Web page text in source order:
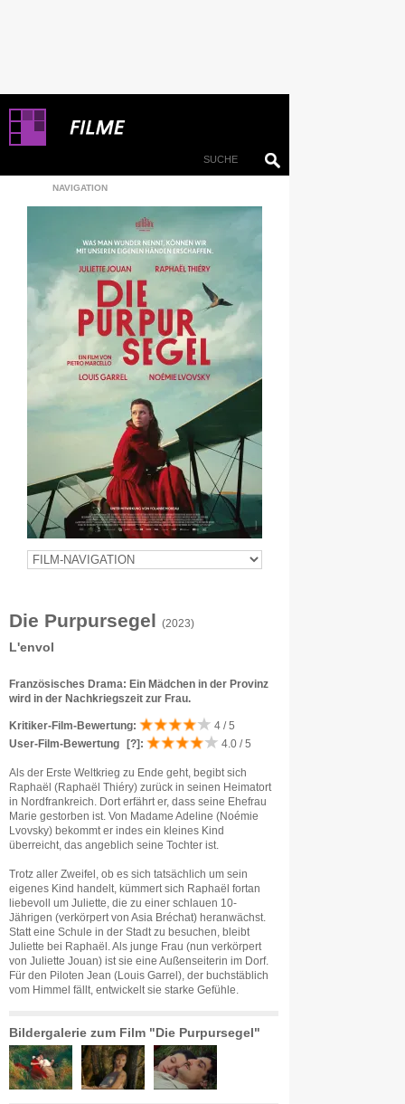
NAVIGATION
Die Purpursegel (2023)
L'envol
Französisches Drama: Ein Mädchen in der Provinz
wird in der Nachkriegszeit zur Frau.
Kritiker-Film-Bewertung:
4 / 5
User-Film-Bewertung
[?] : 4.0 / 5
Als der Erste Weltkrieg zu Ende geht, begibt sich
Raphaël (Raphaël Thiéry) zurück in seinen Heimatort
in Nordfrankreich. Dort erfährt er, dass seine Ehefrau
Marie gestorben ist. Von Madame Adeline (Noémie
Lvovsky) bekommt er indes ein kleines Kind
überreicht, das angeblich seine Tochter ist.
Trotz aller Zweifel, ob es sich tatsächlich um sein
eigenes Kind handelt, kümmert sich Raphaël fortan
liebevoll um Juliette, die zu einer schlauen 10-
Jährigen (verkörpert von Asia Bréchat) heranwächst.
Statt eine Schule in der Stadt zu besuchen, bleibt
Juliette bei Raphaël. Als junge Frau (nun verkörpert
von Juliette Jouan) ist sie eine Außenseiterin im Dorf.
Für den Piloten Jean (Louis Garrel), der buchstäblich
vom Himmel fällt, entwickelt sie starke Gefühle.
Bildergalerie zum Film "Die Purpursegel"